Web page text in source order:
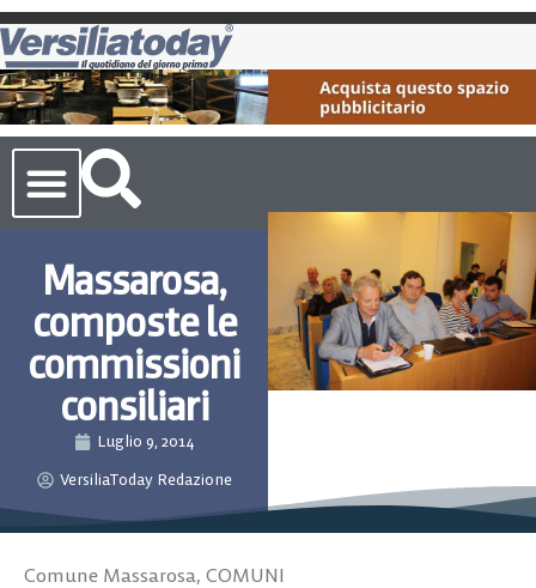
Massarosa,
composte le
commissioni
consiliari
Luglio 9, 2014
VersiliaToday Redazione
Comune Massarosa, COMUNI